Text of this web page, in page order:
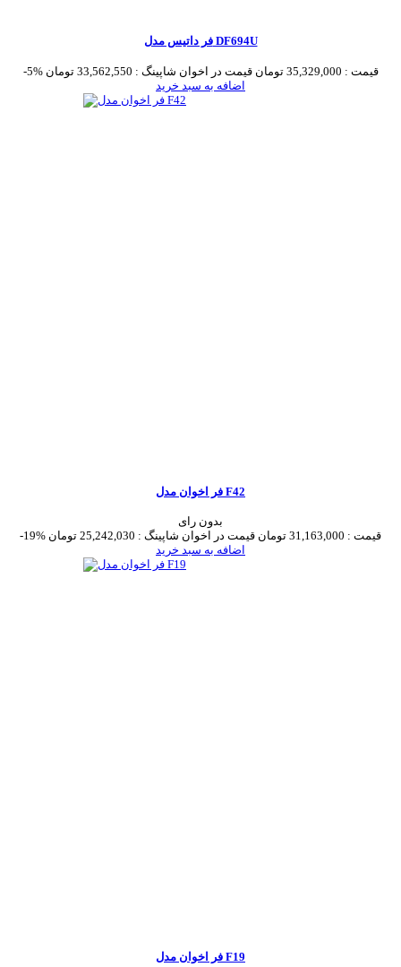
فر داتیس مدل DF694U
-5% قیمت : 35,329,000 تومان قیمت در اخوان شاپینگ : 33,562,550 تومان
اضافه به سبد خرید
فر اخوان مدل F42
بدون رای
-19%
قیمت : 31,163,000 تومان قیمت در اخوان شاپینگ : 25,242,030 تومان
اضافه به سبد خرید
فر اخوان مدل F19